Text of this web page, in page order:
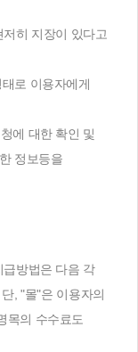
히 지장이 있다고
로 이용자에게
에 대한 확인 및
정보등을
방법은 다음 각
, "몰"은 이용자의
목의 수수료도